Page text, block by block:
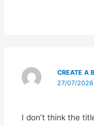
CREATE A
27/07/
I don’t think the